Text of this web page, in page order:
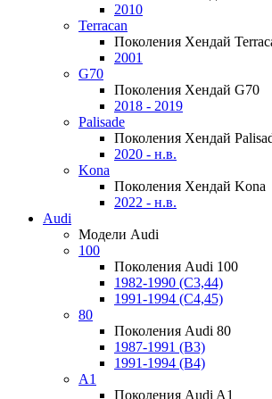
2010
Terracan
Поколения Хендай
2001
G70
Поколения Хендай G70
2018 - 2019
Palisade
Поколения Хендай
2020 - н.в.
Kona
Поколения Хендай Kona
2022 - н.в.
Audi
Модели Audi
100
Поколения Audi 100
1982-1990 (С3,44)
1991-1994 (С4,45)
80
Поколения Audi 80
1987-1991 (B3)
1991-1994 (B4)
A1
Поколения Audi A1